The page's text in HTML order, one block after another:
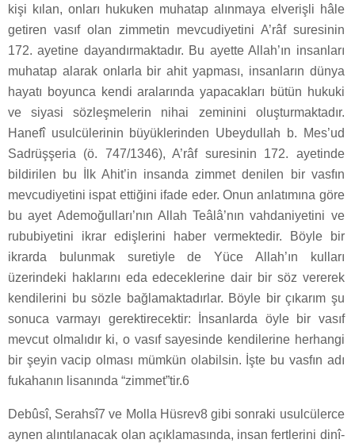
kişi kılan, onları hukuken muhatap alınmaya elverişli hâle
getiren vasıf olan zimmetin mevcudiyetini A’râf suresinin
172. ayetine dayandırmaktadır. Bu ayette Allah’ın insanları
muhatap alarak onlarla bir ahit yapması, insanların dünya
hayatı boyunca kendi aralarında yapacakları bütün hukuki
ve siyasi sözleşmelerin nihai zeminini oluşturmaktadır.
Hanefî usulcülerinin büyüklerinden Ubeydullah b. Mes’ud
Sadrüşşeria (ö. 747/1346), A’râf suresinin 172. ayetinde
bildirilen bu İlk Ahit’in insanda zimmet denilen bir vasfın
mevcudiyetini ispat ettiğini ifade eder. Onun anlatımına göre
bu ayet Ademoğulları’nın Allah Teâlâ’nın vahdaniyetini ve
rububiyetini ikrar edişlerini haber vermektedir. Böyle bir
ikrarda bulunmak suretiyle de Yüce Allah’ın kulları
üzerindeki haklarını eda edeceklerine dair bir söz vererek
kendilerini bu sözle bağlamaktadırlar. Böyle bir çıkarım şu
sonuca varmayı gerektirecektir: İnsanlarda öyle bir vasıf
mevcut olmalıdır ki, o vasıf sayesinde kendilerine herhangi
bir şeyin vacip olması mümkün olabilsin. İşte bu vasfın adı
fukahanın lisanında “zimmet”tir.6
Debûsî, Serahsî7 ve Molla Hüsrev8 gibi sonraki usulcülerce
aynen alıntılanacak olan açıklamasında, insan fertlerini dinî-